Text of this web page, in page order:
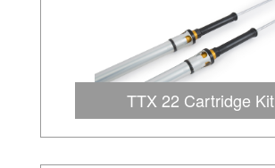
TTX 22 Cartridge Kit